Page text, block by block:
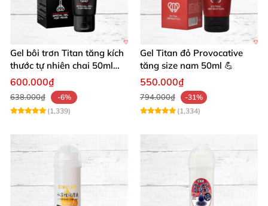
Gel bôi trơn Titan tăng kích
thước tự nhiên chai 50ml
siêu mạnh
600.000₫
638.000₫
-6%
(1,339)
Gel Titan đỏ Provocative
tăng size nam 50ml 💪
550.000₫
794.000₫
-31%
(1,334)